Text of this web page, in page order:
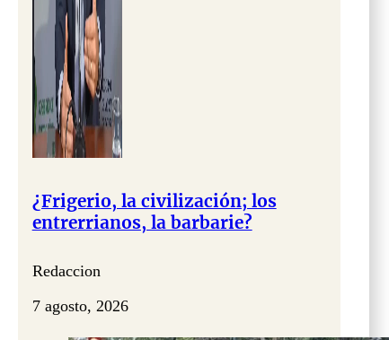
¿Frigerio, la civilización; los
entrerrianos, la barbarie?
Redaccion
7 agosto, 2026